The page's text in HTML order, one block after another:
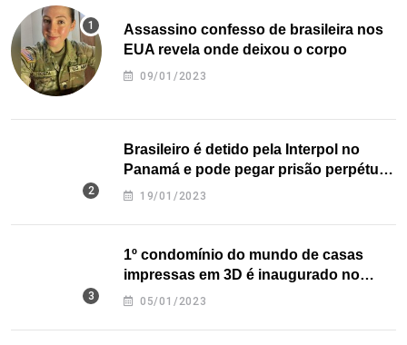
Assassino confesso de brasileira nos
EUA revela onde deixou o corpo
09/01/2023
Brasileiro é detido pela Interpol no
Panamá e pode pegar prisão perpétua
nos EUA
19/01/2023
1º condomínio do mundo de casas
impressas em 3D é inaugurado no
Texas
05/01/2023